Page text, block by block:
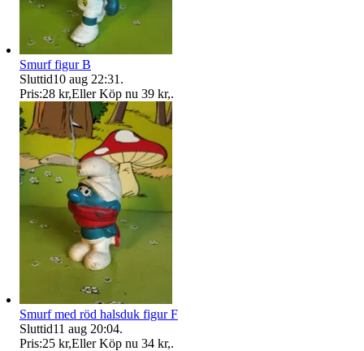
Smurf figur B
Sluttid10 aug 22:31 .
Pris:28 kr,Eller Köp nu 39 kr,.
Smurf med röd halsduk figur F
Sluttid11 aug 20:04.
Pris:25 kr,Eller Köp nu 34 kr,.